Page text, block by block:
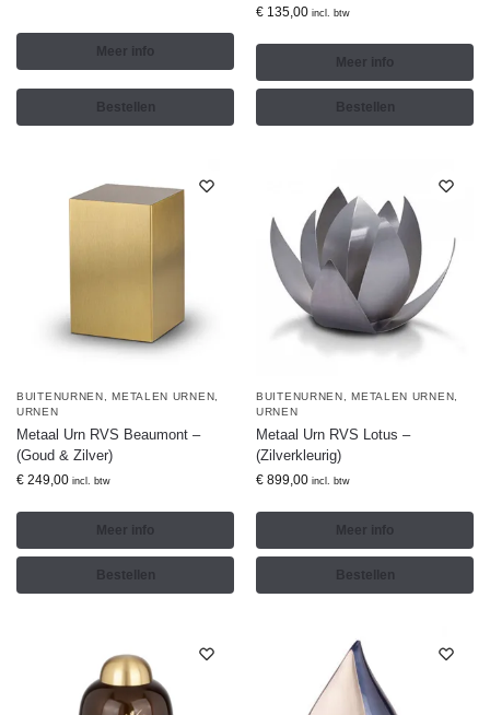
Meer info
Bestellen
€ 135,00 incl. btw
Meer info
Bestellen
BUITENURNEN ,METALEN URNEN
URNEN
Metaal Urn RVS Beaumont –
(Goud & Zilver)
€ 249,00 incl. btw
Meer info
Bestellen
BUITENURNEN ,METALEN URNEN
URNEN
Metaal Urn RVS Lotus –
(Zilverkleurig)
€ 899,00 incl. btw
Meer info
Bestellen